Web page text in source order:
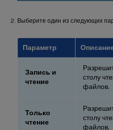
Выберите один из следующих
Параметр
Запись и
чтение
столу
файлов.
Только
чтение
столу
файлов.